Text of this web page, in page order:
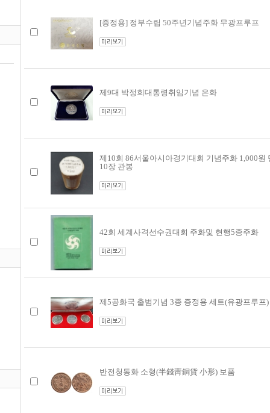
[증정용] 정부수립 50주년기념주화 무광프루프
제9대 박정희대통령취임기념 은화
제10회 86서울아시아경기대회 기념주화 1,000원
10장 관봉
42회 세계사격선수권대회 주화및 현행5종주화
제5공화국 출범기념 3종 증정용 세트(유광프루프)
반전청동화 소형(半錢靑銅貨 小形) 보품